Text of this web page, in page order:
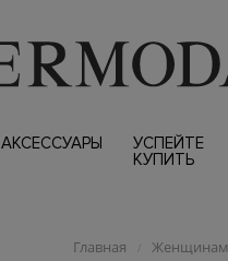
АКСЕССУАРЫ
УСПЕЙТЕ
КУПИТЬ
Главная / Женщинам